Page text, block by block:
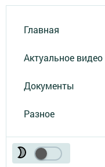
Главная
Актуальное видео
Документы
Разное